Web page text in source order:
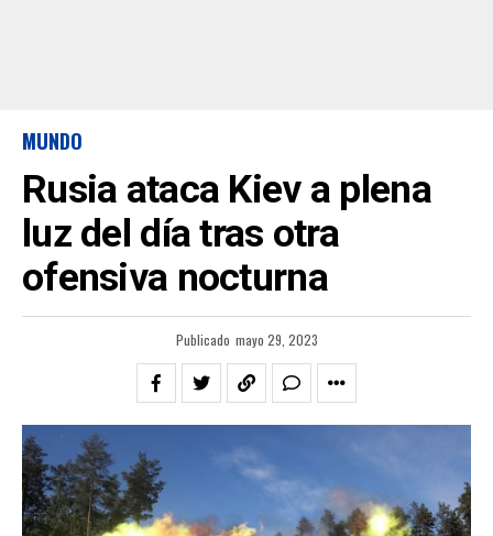
MUNDO
Rusia ataca Kiev a plena
luz del día tras otra
ofensiva nocturna
Publicado mayo 29, 2023